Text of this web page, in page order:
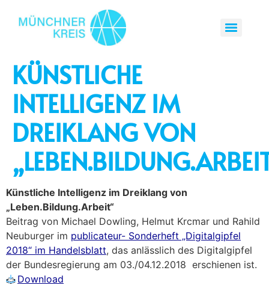
KÜNSTLICHE
INTELLIGENZ IM
DREIKLANG VON
Künstliche Intelligenz im Dreiklang von
„Leben.Bildung.Arbeit“
Beitrag von Michael Dowling, Helmut Krcmar und Rahild
Neuburger im publicateur- Sonderheft „Digitalgipfel
2018“ im Handelsblatt, das anlässlich des Digitalgipfel
der Bundesregierung am 03./04.12.2018 erschienen ist.
Download